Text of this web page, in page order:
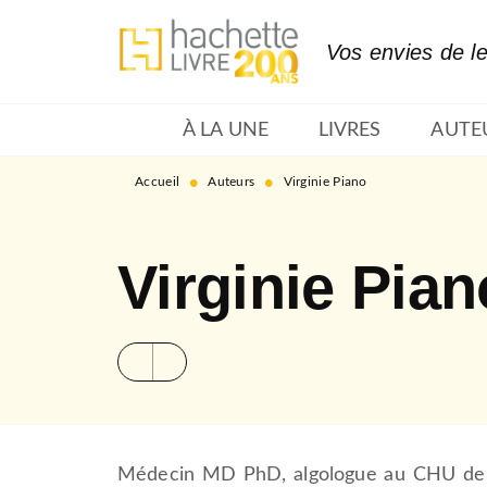
MENU RECHERCHE
Vos envies de
À LA UNE LIVRES
Accueil • Auteurs • Virginie Piano
Virginie
Médecin MD PhD, algologue au CHU